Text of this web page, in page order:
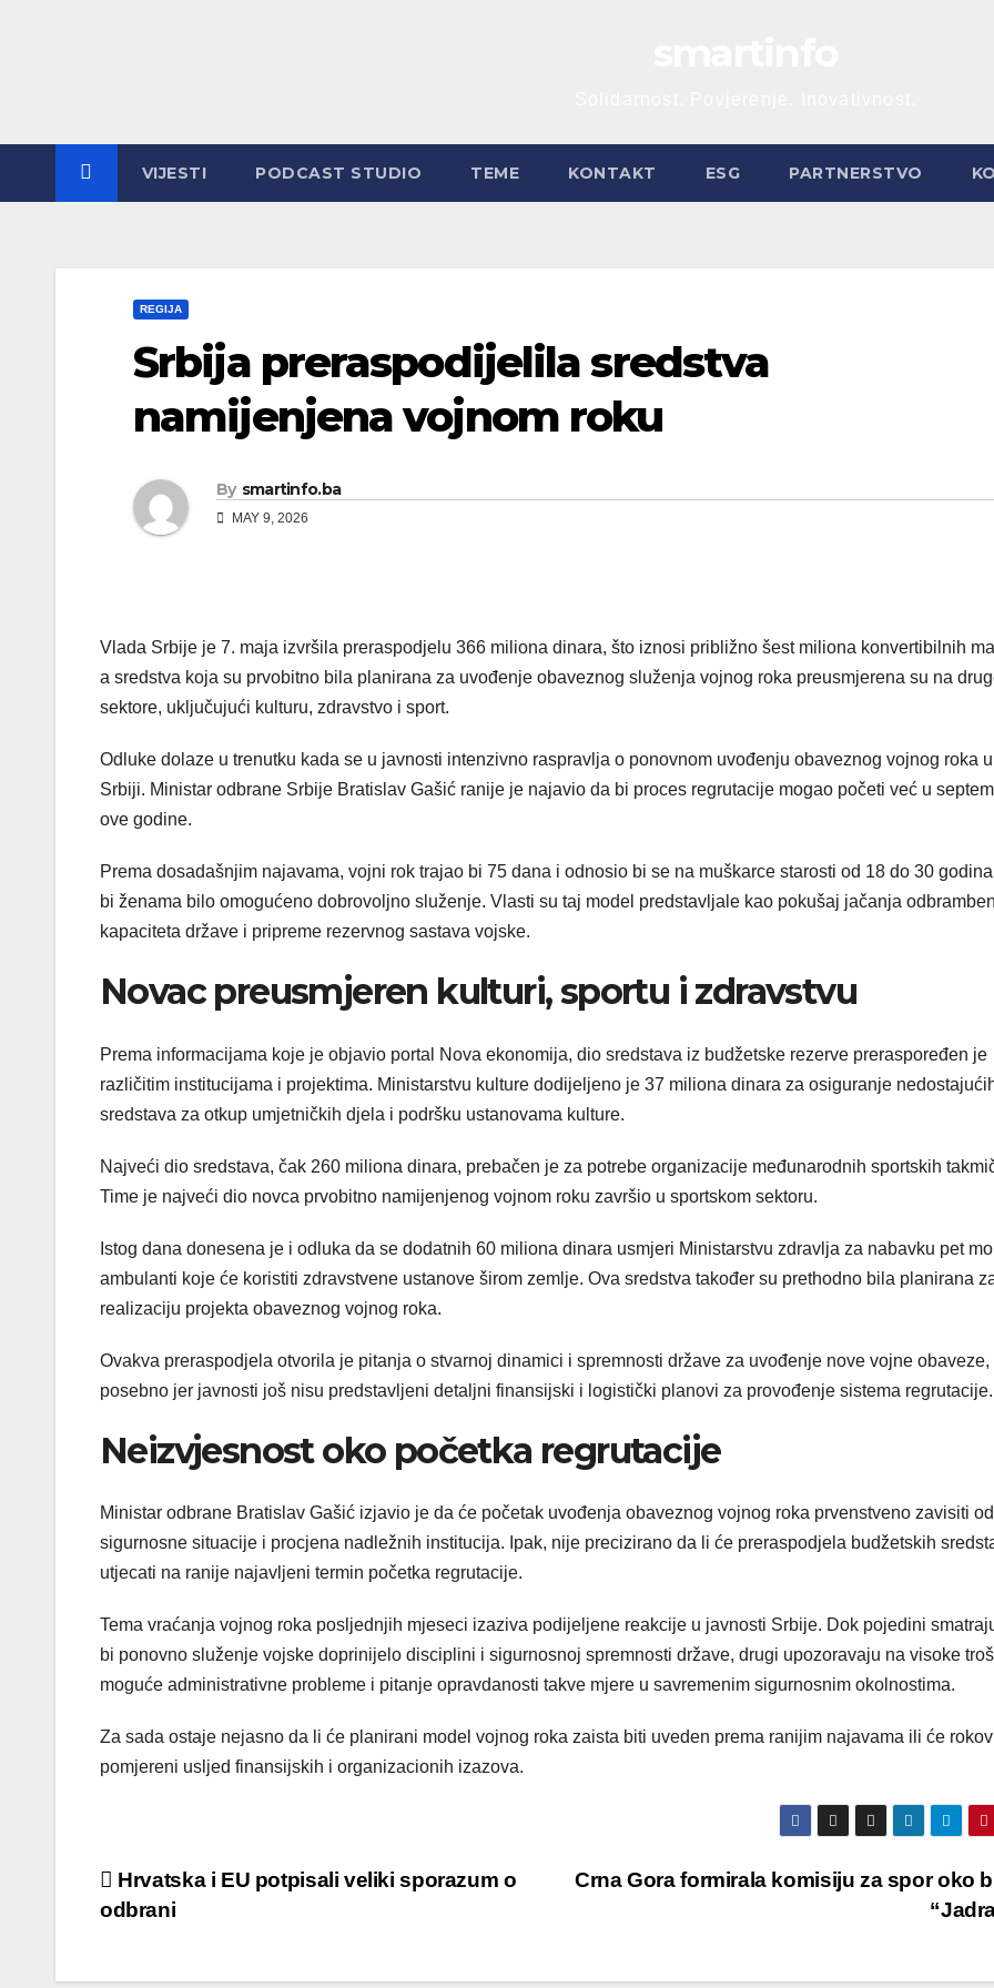
VIJESTI PODCAST STUDIO TEME KONTAKT ESG PARTNERSTVO
REGIJA
Srbija preraspodijelila sredstva
namijenjena vojnom roku
By smartinfo.ba
MAY 9, 2026
Vlada Srbije je 7. maja izvršila preraspodjelu 366 miliona dinara, što iznosi približno šest miliona konvertibilnih
a sredstva koja su prvobitno bila planirana za uvođenje obaveznog služenja vojnog roka preusmjerena su na
sektore, uključujući kulturu, zdravstvo i sport.
Odluke dolaze u trenutku kada se u javnosti intenzivno raspravlja o ponovnom uvođenju obaveznog vojnog roka u
Srbiji. Ministar odbrane Srbije Bratislav Gašić ranije je najavio da bi proces regrutacije mogao početi već u
ove godine.
Prema dosadašnjim najavama, vojni rok trajao bi 75 dana i odnosio bi se na muškarce starosti od 18 do 30
bi ženama bilo omogućeno dobrovoljno služenje. Vlasti su taj model predstavljale kao pokušaj jačanja
kapaciteta države i pripreme rezervnog sastava vojske.
Novac preusmjeren kulturi, sportu i zdravstvu
Prema informacijama koje je objavio portal Nova ekonomija, dio sredstava iz budžetske rezerve preraspoređen je
različitim institucijama i projektima. Ministarstvu kulture dodijeljeno je 37 miliona dinara za osiguranje
sredstava za otkup umjetničkih djela i podršku ustanovama kulture.
Najveći dio sredstava, čak 260 miliona dinara, prebačen je za potrebe organizacije međunarodnih sportskih
Time je najveći dio novca prvobitno namijenjenog vojnom roku završio u sportskom sektoru.
Istog dana donesena je i odluka da se dodatnih 60 miliona dinara usmjeri Ministarstvu zdravlja za nabavku pet
ambulanti koje će koristiti zdravstvene ustanove širom zemlje. Ova sredstva također su prethodno bila planirana
realizaciju projekta obaveznog vojnog roka.
Ovakva preraspodjela otvorila je pitanja o stvarnoj dinamici i spremnosti države za uvođenje nove vojne obaveze,
posebno jer javnosti još nisu predstavljeni detaljni finansijski i logistički planovi za provođenje sistema regrutacije.
Neizvjesnost oko početka regrutacije
Ministar odbrane Bratislav Gašić izjavio je da će početak uvođenja obaveznog vojnog roka prvenstveno zavisiti od
sigurnosne situacije i procjena nadležnih institucija. Ipak, nije precizirano da li će preraspodjela budžetskih
utjecati na ranije najavljeni termin početka regrutacije.
Tema vraćanja vojnog roka posljednjih mjeseci izaziva podijeljene reakcije u javnosti Srbije. Dok pojedini
bi ponovno služenje vojske doprinijelo disciplini i sigurnosnoj spremnosti države, drugi upozoravaju na visoke
moguće administrativne probleme i pitanje opravdanosti takve mjere u savremenim sigurnosnim okolnostima.
Za sada ostaje nejasno da li će planirani model vojnog roka zaista biti uveden prema ranijim najavama ili će
pomjereni usljed finansijskih i organizacionih izazova.
Post
Crna Gora formirala komisiju za spor oko
Hrvatska i EU potpisali veliki sporazum o
odbrani